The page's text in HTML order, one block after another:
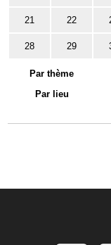
21 22
28 29
Par thème
Par lieu